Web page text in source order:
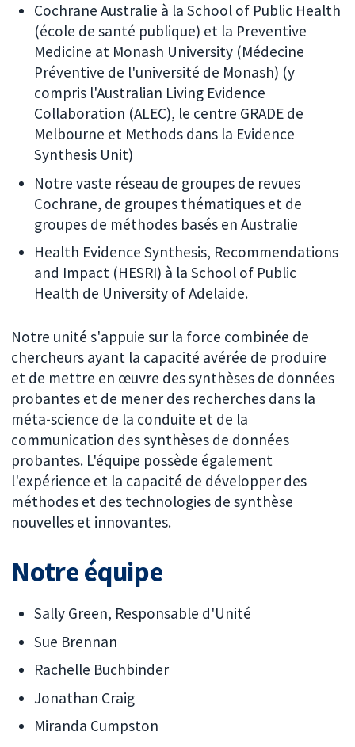
Cochrane Australie à la School of Public Health
(école de santé publique) et la Preventive
Medicine at Monash University (Médecine
Préventive de l'université de Monash) (y
compris l'Australian Living Evidence
Collaboration (ALEC), le centre GRADE de
Melbourne et Methods dans la Evidence
Synthesis Unit)
Notre vaste réseau de groupes de revues
Cochrane, de groupes thématiques et de
groupes de méthodes basés en Australie
Health Evidence Synthesis, Recommendations
and Impact (HESRI) à la School of Public
Health de University of Adelaide.
Notre unité s'appuie sur la force combinée de
chercheurs ayant la capacité avérée de produire
et de mettre en œuvre des synthèses de données
probantes et de mener des recherches dans la
méta-science de la conduite et de la
communication des synthèses de données
probantes. L'équipe possède également
l'expérience et la capacité de développer des
méthodes et des technologies de synthèse
nouvelles et innovantes.
Notre équipe
Sally Green, Responsable d'Unité
Sue Brennan
Rachelle Buchbinder
Jonathan Craig
Miranda Cumpston